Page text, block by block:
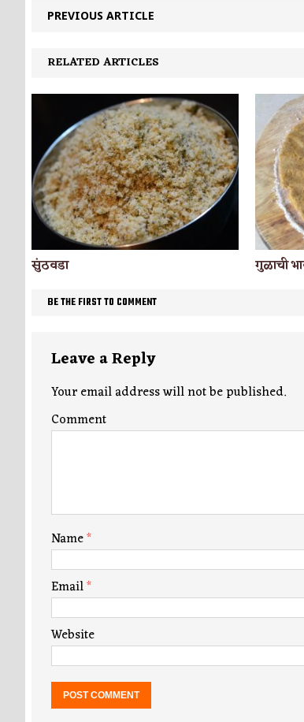
PREVIOUS ARTICLE
RELATED ARTICLES
सुंठवडा गुळाची
BE THE FIRST TO COMMENT
Leave a Reply
Your email address will not be published.
Comment
Name*
Email*
Website